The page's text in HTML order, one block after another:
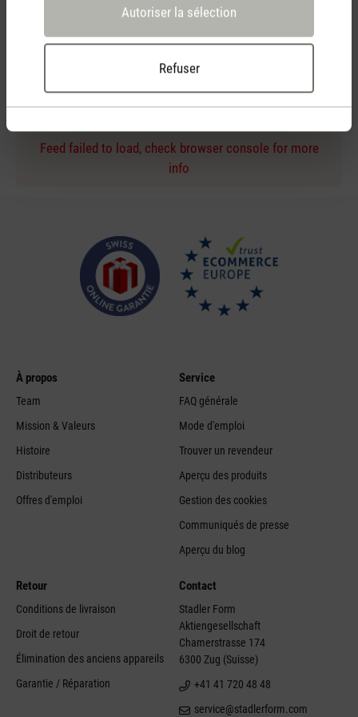
Autoriser la sélection
Refuser
par téléphone ou chat en direct
Feed failed to load, check browser console for more
info
À propos
Team
Mission & Valeurs
Histoire
Distributeurs
Offres d'emploi
Service
FAQ générale
Mode d'emploi
Trouver un revendeur
Aperçu des produits
Gestion des cookies
Communiqués de presse
Aperçu du blog
Retour
Conditions de livraison
Droit de retour
Élimination des anciens appareils
Garantie / Réparation
Contact
Stadler Form
Aktiengesellschaft
Chamerstrasse 174
6300 Zug (Suisse)
+41 41 720 48 48
service@stadlerform.com